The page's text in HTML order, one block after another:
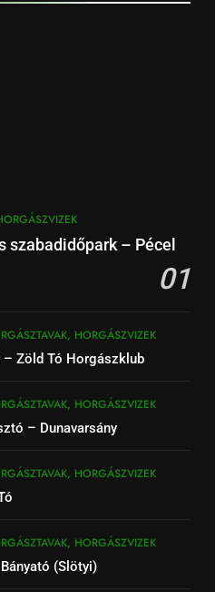
szabadidőpark – Pécel
01
HORGÁSZVIZEK
– Zöld Tó Horgászklub
HORGÁSZVIZEK
– Dunavarsány
HORGÁSZVIZEK
HORGÁSZVIZEK
(Slötyi)